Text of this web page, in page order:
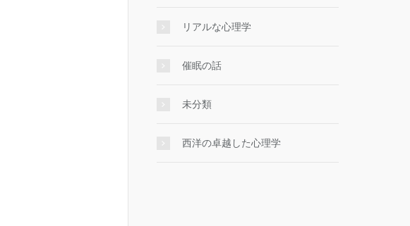
リアルな心理学
催眠の話
未分類
西洋の卓越した心理学